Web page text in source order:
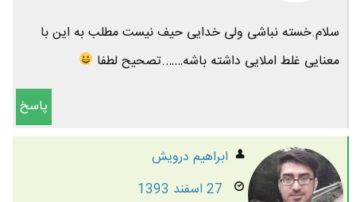
سلام.خسته نباشی ولی خدایی حیف نیست مطلب به این با
معنایی غلط املایی داشته باشه…….تصحیح لطفا
پاسخ
ابراهیم درویش
27 اسفند 1393